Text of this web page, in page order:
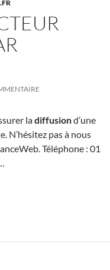
ladiffusiond’une
N’hésitez pas à nous
Téléphone : 01